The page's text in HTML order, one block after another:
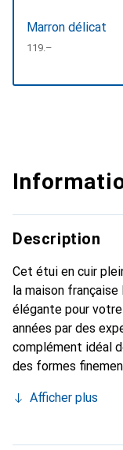
Marron délicat
CHF
119.–
Description
Cet étui en cuir
la maison
élégante pour
années par des
complément idéal
des formes
smartphone. La
constitue toujours
Afficher plus